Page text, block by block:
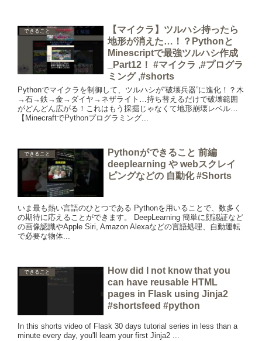
できること
【マイクラ】ツルハシ持ったら
地形が消えた…！？Pythonと
Minescriptで最強ツルハシ作成
_Part12！ #マイクラ ,#プログラ
ミング ,#shorts
Pythonでマイクラを制御して、ツルハシが“破壊兵器”に進化！？木
→石→鉄→金→ダイヤ→ネザライト…持ち替えるだけで破壊範囲
がどんどん広がる！これはもう採掘じゃなくて地形崩壊レベル…
【MinecraftでPythonプログラミング...
できること
Pythonができること 前編
deeplearning や webスクレイ
ピングなどの 自動化 #Shorts
いま最も熱い言語のひとつである Pythonを用いることで、数多く
の期待に応えることができます。 DeepLearning 簡単に顔認証など
の画像認識やApple Siri, Amazon Alexaなどの言語処理、自動運転
で必要な物体...
できること
How did I not know that you
can have reusable HTML
pages in Flask using Jinja2
#shortsfeed #python
In this shorts video of Flask 30 days tutorial series in less than a
minute every day, you'll learn your first Jinja2 ...